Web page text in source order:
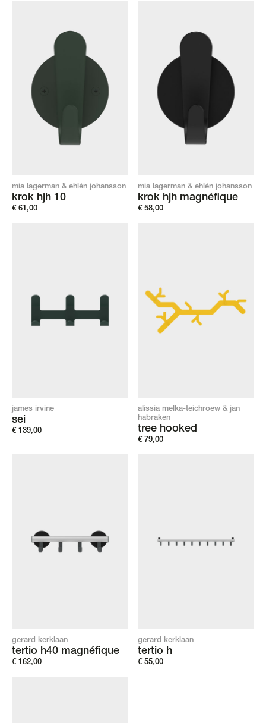
mia lagerman & ehlén johansson
krok hjh 10
€ 61,00
mia lagerman & ehlén johansson
krok hjh magnéfique
€ 58,00
james irvine
sei
€ 139,00
alissia melka-teichroew & jan
habraken
tree hooked
€ 79,00
gerard kerklaan
tertio h40 magnéfique
€ 162,00
gerard kerklaan
tertio h
€ 55,00